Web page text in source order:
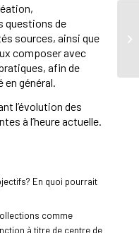
questions de
sources, ainsi que
composer avec
afin de
général.
l’évolution des
à l’heure actuelle.
En quoi pourrait
comme
à titre de centre de